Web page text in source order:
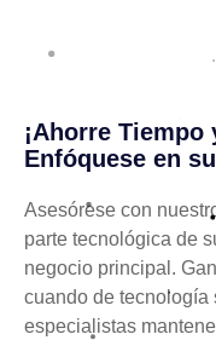
¡Ahorre Tiempo
Enfóquese en
Asesórese con
parte tecnológica de
negocio principal.
cuando de tecnología
especialistas